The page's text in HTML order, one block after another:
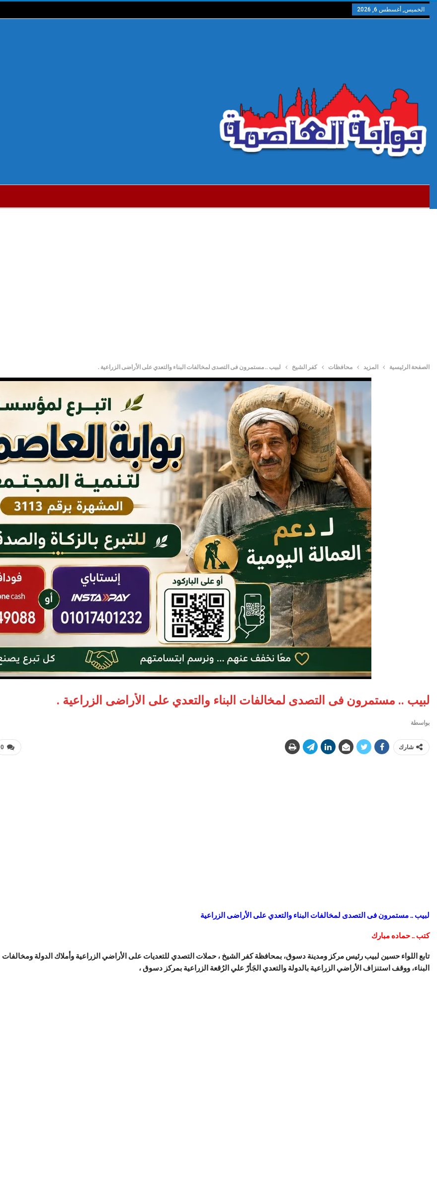
الخميس, أغسطس 6, 2026
الصفحة الرئيسية المزيد محافظات كفر الشيخ لبيب .. مستمرون فى التصدى لمخالفات البناء والتعدي على الأراضى الزراعية .
لبيب .. مستمرون فى التصدى لمخالفات البناء والتعدي على الأراضى الزراعية .
بواسطة
0 شارك
لبيب .. مستمرون فى التصدى لمخالفات البناء والتعدي على الأراضى الزراعية
كتب .. حماده مبارك
تابع اللواء حسين لبيب رئيس مركز ومدينة دسوق، بمحافظة كفر الشيخ ، حملات التصدي للتعديات على الأراضي الزراعية وأملاك الدولة ومخالفات
البناء، ووقف استنزاف الأراضي الزراعية بالدولة والتعدي الجَأرّ علي الرُقعة الزراعية بمركز دسوق ،